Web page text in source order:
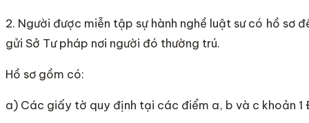
2. Người được miễn tập sự hành nghề luật sư có hồ sơ
gửi Sở Tư pháp nơi người đó thường trú.
Hồ sơ gồm có:
a) Các giấy tờ quy định tại các điểm a, b và c khoản 1